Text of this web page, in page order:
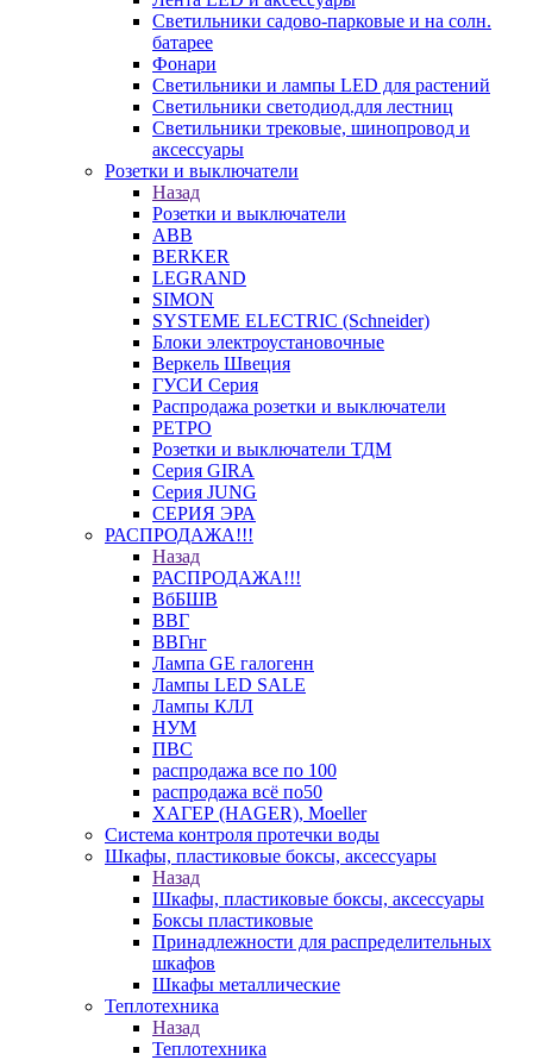
Светильники садово-парковые и на солн.
батарее
Фонари
Светильники и лампы LED для растений
Светильники светодиод.для лестниц
Светильники трековые, шинопровод и
аксессуары
Розетки и выключатели
Назад
Розетки и выключатели
ABB
BERKER
LEGRAND
SIMON
SYSTEME ELECTRIC (Schneider)
Блоки электроустановочные
Веркель Швеция
ГУСИ Серия
Распродажа розетки и выключатели
РЕТРО
Розетки и выключатели ТДМ
Серия GIRA
Серия JUNG
СЕРИЯ ЭРА
РАСПРОДАЖА!!!
Назад
РАСПРОДАЖА!!!
ВбБШВ
ВВГ
ВВГнг
Лампа GE галогенн
Лампы LED SALE
Лампы КЛЛ
НУМ
ПВС
распродажа все по 100
распродажа всё по50
ХАГЕР (HAGER), Moeller
Система контроля протечки воды
Шкафы, пластиковые боксы, аксессуары
Назад
Шкафы, пластиковые боксы, аксессуары
Боксы пластиковые
Принадлежности для распределительных
шкафов
Шкафы металлические
Теплотехника
Назад
Теплотехника